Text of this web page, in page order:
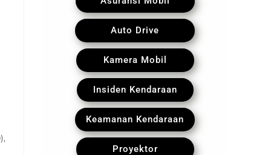
Auto Drive
Kamera Mobil
Insiden Kendaraan
Keamanan Kendaraan
Proyektor